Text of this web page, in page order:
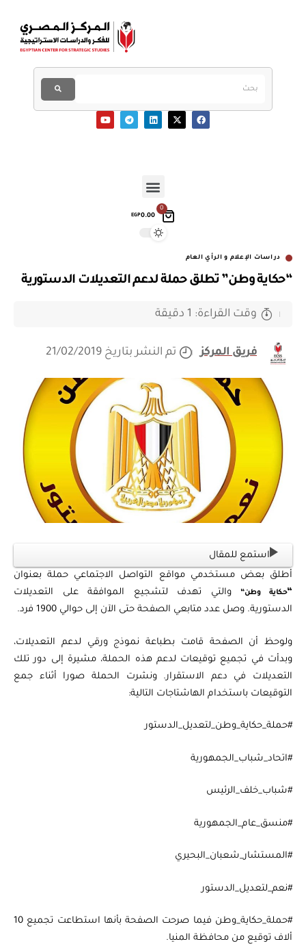
0
EGP0.00
دراسات الإعلام و الرأي العام
“حكاية وطن” تطلق حملة لدعم التعديلات الدستورية
فريق المركز تم النشر بتاريخ 21/02/2019
وقت القراءة: 1 دقيقة
استمع للمقال
أطلق بعض مستخدمي مواقع التواصل الاجتماعي حملة بعنوان
حكاية وطن“والتي تهدف لتشجيع الموافقة على التعديلات
الدستورية. وصل عدد متابعي الصفحة حتى الآن إلى حوالي 1900 فرد.
ولوحظ أن الصفحة قامت بطباعة نموذج ورقي لدعم التعديلات،
وبدأت في تجميع توقيعات لدعم هذه الحملة، مشيرة إلى دور تلك
التعديلات في دعم الاستقرار. ونشرت الحملة صورا أثناء جمع
التوقيعات باستخدام الهاشتاجات التالية:
#حملة_حكاية_وطن_لتعديل_الدستور
#اتحاد_شباب_الجمهورية
#شباب_خلف_الرئيس
#منسق_عام_الجمهورية
#المستشار_شعبان_البحيري
#نعم_لتعديل_الدستور
#حملة_حكاية_وطن فيما صرحت الصفحة بأنها استطاعت تجميع 10
ألاف توقيع من محافظة المنيا.